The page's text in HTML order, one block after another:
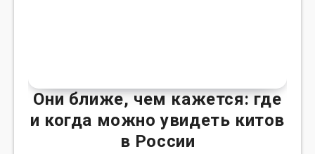
Они ближе, чем кажется: где
и когда можно увидеть китов
в России